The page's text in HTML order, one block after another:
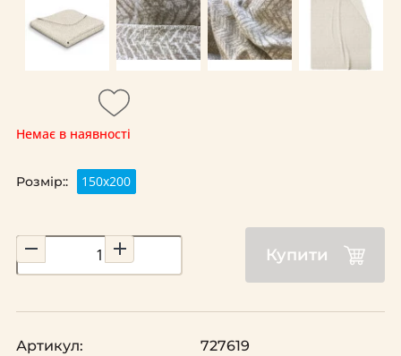
Немає в наявності
Розмір:: 150х200
Купити
Артикул: 727619